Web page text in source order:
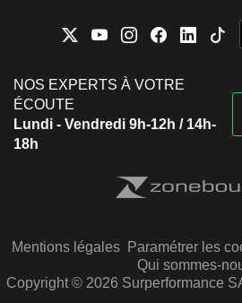
NOS EXPERTS À VOTRE
ÉCOUTE
Lundi - Vendredi 9h-12h / 14h-
18h
Mentions légales Paramétrer les
Qui sommes-
Copyright © 2026 Surperformance